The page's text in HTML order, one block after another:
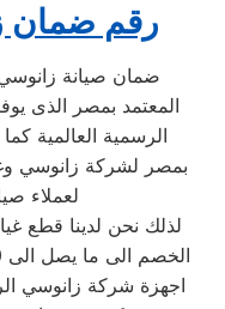
رقم ضمان
ضمان صيانة
المعتمد بمصر الذى
الرسمية العالمية
بمصر لشركة زانوسي
لعملاء
اجهزة شركة زانوسي